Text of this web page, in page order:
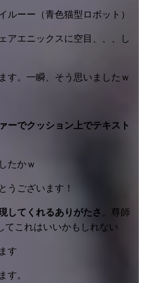
ルーー（青色猫型ロボット）
アエニックスに空目、、、し
す。一瞬、そう思いましたｗ
ーでクッション上でテキスト
たかｗ
うございます！
してくれるありがたさ 。尊師
てこれはいいかもしれない
す
す。